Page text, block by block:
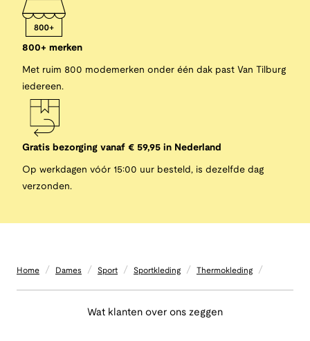
800+ merken
Met ruim 800 modemerken onder één dak past Van Tilburg
iedereen.
Gratis bezorging vanaf € 59,95 in Nederland
Op werkdagen vóór 15:00 uur besteld, is dezelfde dag
verzonden.
Home / Dames / Sport / Sportkleding / Thermokleding /
Wat klanten over ons zeggen